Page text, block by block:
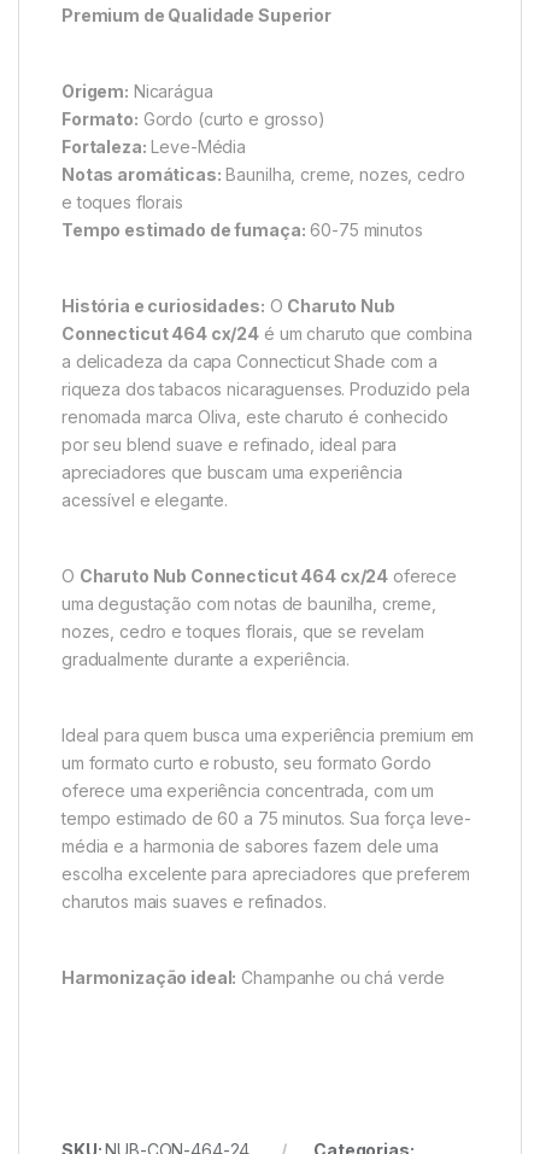
Premium de Qualidade Superior
Origem: Nicarágua
Formato: Gordo (curto e grosso)
Fortaleza: Leve-Média
Notas aromáticas: Baunilha, creme, nozes, cedro
e toques florais
Tempo estimado de fumaça: 60-75 minutos
História e curiosidades: O Charuto Nub
Connecticut 464 cx/24 é um charuto que combina
a delicadeza da capa Connecticut Shade com a
riqueza dos tabacos nicaraguenses. Produzido pela
renomada marca Oliva, este charuto é conhecido
por seu blend suave e refinado, ideal para
apreciadores que buscam uma experiência
acessível e elegante.
O Charuto Nub Connecticut 464 cx/24 oferece
uma degustação com notas de baunilha, creme,
nozes, cedro e toques florais, que se revelam
gradualmente durante a experiência.
Ideal para quem busca uma experiência premium em
um formato curto e robusto, seu formato Gordo
oferece uma experiência concentrada, com um
tempo estimado de 60 a 75 minutos. Sua força leve-
média e a harmonia de sabores fazem dele uma
escolha excelente para apreciadores que preferem
charutos mais suaves e refinados.
Harmonização ideal: Champanhe ou chá verde
SKU:NUB-CON-464-24 Categorias: